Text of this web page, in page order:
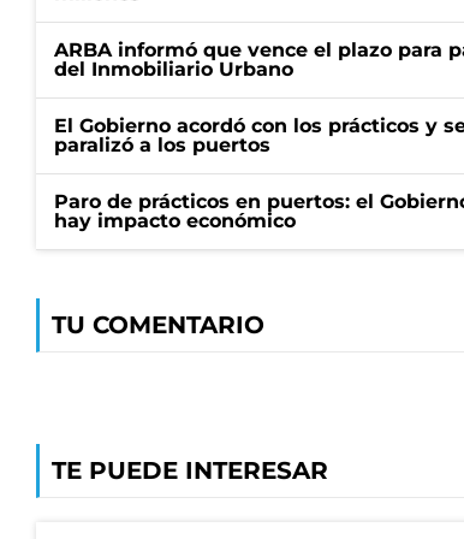
ARBA informó que vence el plazo para
del Inmobiliario Urbano
El Gobierno acordó con los prácticos y
paralizó a los puertos
Paro de prácticos en puertos: el
hay impacto económico
TU COMENTARIO
TE PUEDE INTERESAR